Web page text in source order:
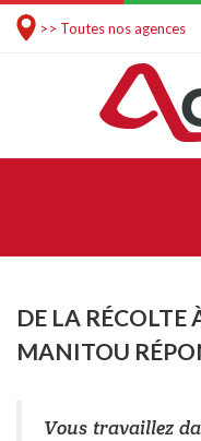
>> Toutes nos agences
DE LA RÉCOLTE
MANITOU
Vous travaillez